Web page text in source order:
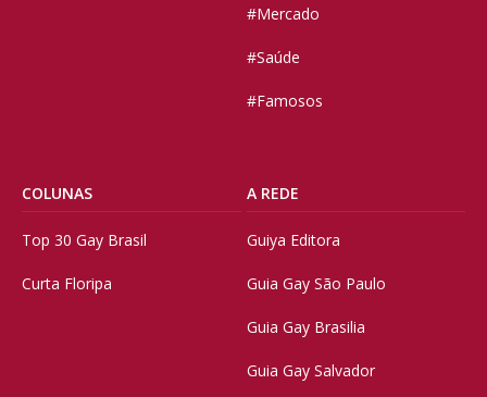
#Mercado
#Saúde
#Famosos
COLUNAS
Top 30 Gay Brasil
Curta Floripa
A REDE
Guiya Editora
Guia Gay São Paulo
Guia Gay Brasilia
Guia Gay Salvador